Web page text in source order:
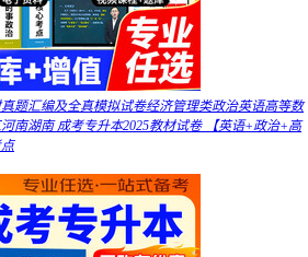
题汇编及全真模拟试卷经济管理类政治英语高等数
南湖南 成考专升本2025教材试卷 【英语+政治+高